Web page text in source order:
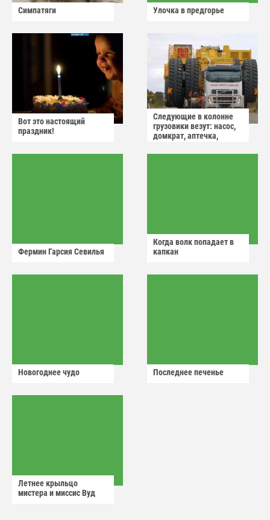
Симпатяги Улочка в предгорье
Вот это настоящий
праздник!
Следующие в колонне
грузовики везут: насос,
домкрат, аптечка,
Фермин Гарсия Севилья
Когда волк попадает в
капкан
Новогоднее чудо Последнее печенье
Летнее крыльцо
мистера и миссис Вуд